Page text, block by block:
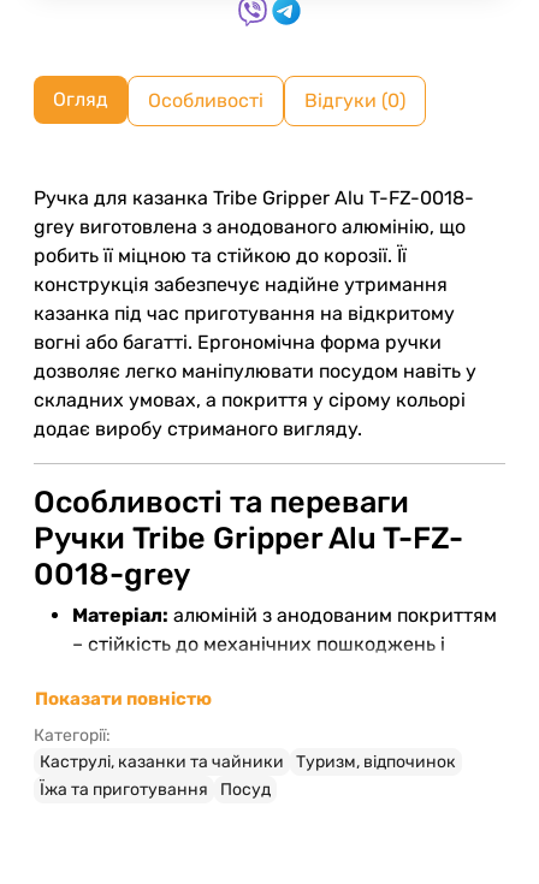
Огляд Особливості Відгуки (0)
Ручка для казанка Tribe Gripper Alu T-FZ-0018-
grey виготовлена з анодованого алюмінію, що
робить її міцною та стійкою до корозії. Її
конструкція забезпечує надійне утримання
казанка під час приготування на відкритому
вогні або багатті. Ергономічна форма ручки
дозволяє легко маніпулювати посудом навіть у
складних умовах, а покриття у сірому кольорі
додає виробу стриманого вигляду.
Особливості та переваги
Ручки Tribe Gripper Alu T-FZ-
0018-grey
Матеріал: алюміній з анодованим покриттям
– стійкість до механічних пошкоджень і
Дизайн:компактний та продуманий для
швидкого кріплення до казанка.
Колір:нейтральний сірий, який легко
поєднується з будь-яким туристичним
Показати повністю
Категорії:
Каструлі, казанки та чайники
Туризм, відпочинок
Їжа та приготування
Посуд